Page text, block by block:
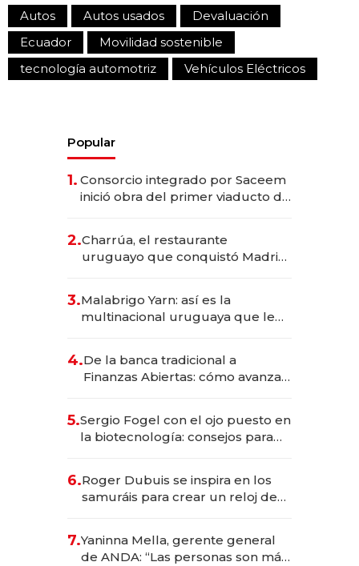
Autos Autos usados
Devaluación
Ecuador
Movilidad sostenible
tecnología automotriz
Vehículos Eléctricos
Popular
1. Consorcio integrado por Saceem
inició obra del primer viaducto de
millones
2.Charrúa, el restaurante
uruguayo que conquistó Madrid:
anticipación y prepara apertura
3.Malabrigo Yarn: así es la
multinacional uruguaya que le
4.De la banca tradicional a
Finanzas Abiertas: cómo avanza
5.Sergio Fogel con el ojo puesto en
la biotecnología: consejos para
6.Roger Dubuis se inspira en los
samuráis para crear un reloj de
7.Yaninna Mella, gerente general
de ANDA: “Las personas son más